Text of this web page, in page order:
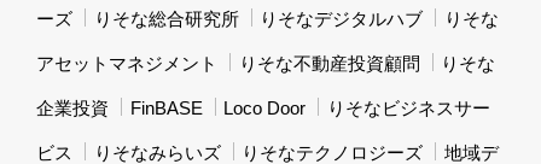
ーズ りそな総合研究所 りそなデジタルハブ りそな
アセットマネジメント りそな不動産投資顧問 りそな
企業投資 FinBASE Loco Door りそなビジネスサー
ビス りそなみらいズ りそなテクノロジーズ 地域デ